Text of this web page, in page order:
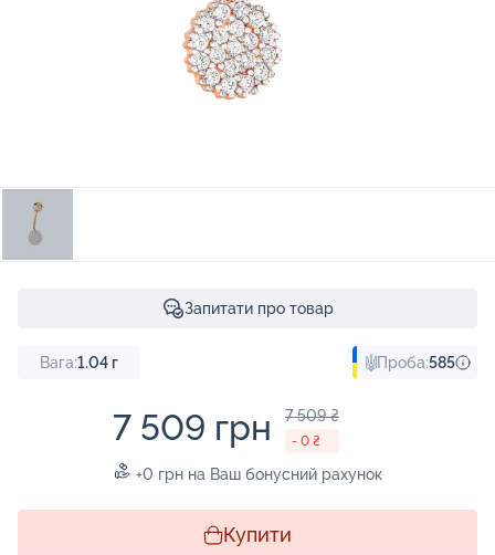
Запитати про товар
Вага:1.04 г Проба:585
7 509 грн 7 509 ₴
- 0 ₴
+0 грн на Ваш бонусний рахунок
Купити